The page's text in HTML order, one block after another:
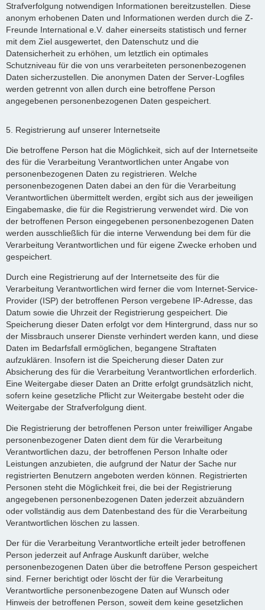
Strafverfolgung notwendigen Informationen bereitzustellen. Diese
anonym erhobenen Daten und Informationen werden durch die Z-
Freunde International e.V. daher einerseits statistisch und ferner
mit dem Ziel ausgewertet, den Datenschutz und die
Datensicherheit zu erhöhen, um letztlich ein optimales
Schutzniveau für die von uns verarbeiteten personenbezogenen
Daten sicherzustellen. Die anonymen Daten der Server-Logfiles
werden getrennt von allen durch eine betroffene Person
angegebenen personenbezogenen Daten gespeichert.
5. Registrierung auf unserer Internetseite
Die betroffene Person hat die Möglichkeit, sich auf der Internetseite
des für die Verarbeitung Verantwortlichen unter Angabe von
personenbezogenen Daten zu registrieren. Welche
personenbezogenen Daten dabei an den für die Verarbeitung
Verantwortlichen übermittelt werden, ergibt sich aus der jeweiligen
Eingabemaske, die für die Registrierung verwendet wird. Die von
der betroffenen Person eingegebenen personenbezogenen Daten
werden ausschließlich für die interne Verwendung bei dem für die
Verarbeitung Verantwortlichen und für eigene Zwecke erhoben und
gespeichert.
Durch eine Registrierung auf der Internetseite des für die
Verarbeitung Verantwortlichen wird ferner die vom Internet-Service-
Provider (ISP) der betroffenen Person vergebene IP-Adresse, das
Datum sowie die Uhrzeit der Registrierung gespeichert. Die
Speicherung dieser Daten erfolgt vor dem Hintergrund, dass nur so
der Missbrauch unserer Dienste verhindert werden kann, und diese
Daten im Bedarfsfall ermöglichen, begangene Straftaten
aufzuklären. Insofern ist die Speicherung dieser Daten zur
Absicherung des für die Verarbeitung Verantwortlichen erforderlich.
Eine Weitergabe dieser Daten an Dritte erfolgt grundsätzlich nicht,
sofern keine gesetzliche Pflicht zur Weitergabe besteht oder die
Weitergabe der Strafverfolgung dient.
Die Registrierung der betroffenen Person unter freiwilliger Angabe
personenbezogener Daten dient dem für die Verarbeitung
Verantwortlichen dazu, der betroffenen Person Inhalte oder
Leistungen anzubieten, die aufgrund der Natur der Sache nur
registrierten Benutzern angeboten werden können. Registrierten
Personen steht die Möglichkeit frei, die bei der Registrierung
angegebenen personenbezogenen Daten jederzeit abzuändern
oder vollständig aus dem Datenbestand des für die Verarbeitung
Verantwortlichen löschen zu lassen.
Der für die Verarbeitung Verantwortliche erteilt jeder betroffenen
Person jederzeit auf Anfrage Auskunft darüber, welche
personenbezogenen Daten über die betroffene Person gespeichert
sind. Ferner berichtigt oder löscht der für die Verarbeitung
Verantwortliche personenbezogene Daten auf Wunsch oder
Hinweis der betroffenen Person, soweit dem keine gesetzlichen